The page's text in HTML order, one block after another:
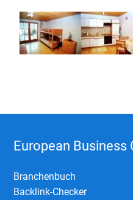
European Business
Branchenbuch
Backlink-Checker